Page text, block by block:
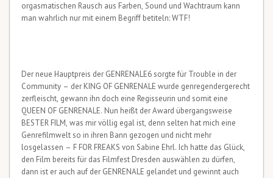
orgasmatischen Rausch aus Farben, Sound und Wachtraum kann
man wahrlich nur mit einem Begriff betiteln: WTF!
Der neue Hauptpreis der GENRENALE6 sorgte für Trouble in der
Community – der KING OF GENRENALE wurde genregendergerecht
zerfleischt, gewann ihn doch eine Regisseurin und somit eine
QUEEN OF GENRENALE. Nun heißt der Award übergangsweise
BESTER FILM, was mir völlig egal ist, denn selten hat mich eine
Genrefilmwelt so in ihren Bann gezogen und nicht mehr
losgelassen – F FOR FREAKS von Sabine Ehrl. Ich hatte das Glück,
den Film bereits für das Filmfest Dresden auswählen zu dürfen,
dann ist er auch auf der GENRENALE gelandet und gewinnt auch